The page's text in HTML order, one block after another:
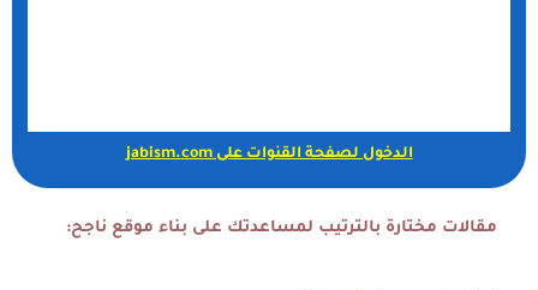
الدخول لصفحة القنوات على jabism.com
مقالات مختارة بالترتيب لمساعدتك على بناء موقع ناجح: